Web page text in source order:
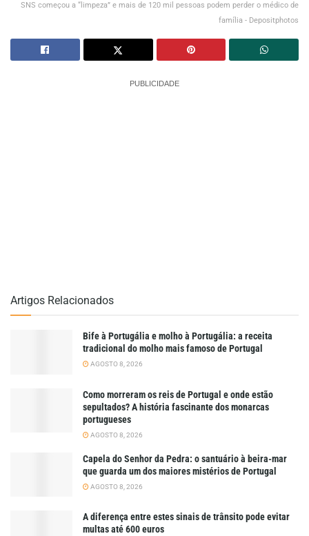
SNS começou a “limpeza” e mais de 120 mil pessoas podem perder o médico de
família - Depositphotos
PUBLICIDADE
Artigos Relacionados
Bife à Portugália e molho à Portugália: a receita
tradicional do molho mais famoso de Portugal
AGOSTO 8, 2026
Como morreram os reis de Portugal e onde estão
sepultados? A história fascinante dos monarcas
portugueses
AGOSTO 8, 2026
Capela do Senhor da Pedra: o santuário à beira-mar
que guarda um dos maiores mistérios de Portugal
AGOSTO 8, 2026
A diferença entre estes sinais de trânsito pode evitar
multas até 600 euros